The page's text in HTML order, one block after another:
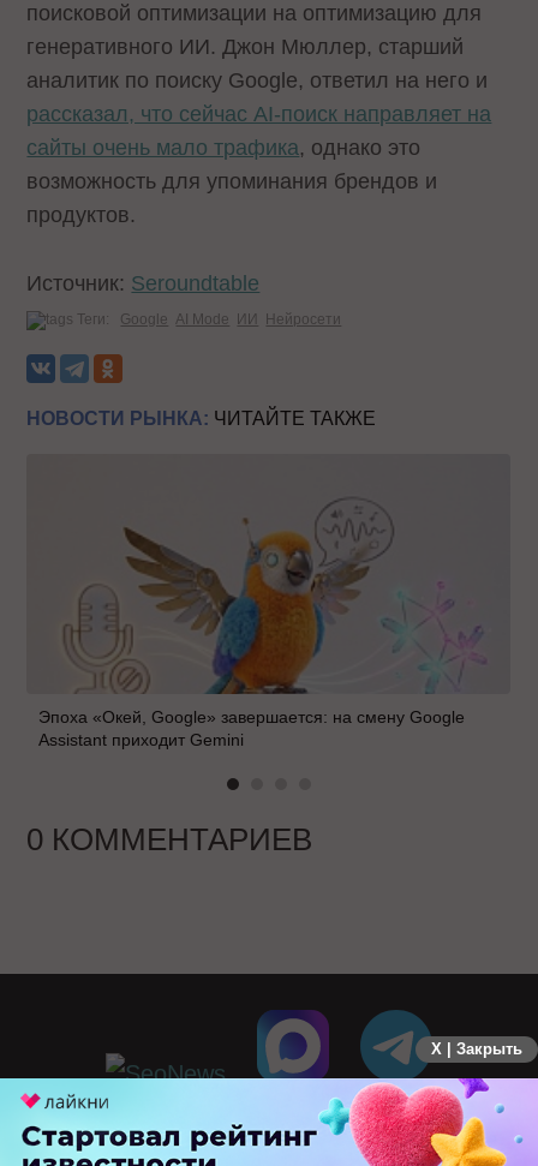
поисковой оптимизации на оптимизацию для
генеративного ИИ. Джон Мюллер, старший
аналитик по поиску Google, ответил на него и
рассказал, что сейчас AI-поиск направляет на
сайты очень мало трафика, однако это
возможность для упоминания брендов и
продуктов.
Источник: Seroundtable
Теги: Google AI Mode ИИ Нейросети
НОВОСТИ РЫНКА: ЧИТАЙТЕ ТАКЖЕ
Эпоха «Окей, Google» завершается: на смену Google
Assistant приходит Gemini
0 КОММЕНТАРИЕВ
X | Закрыть
ПЕРЕЙТИ НА ПОЛНУЮ ВЕРСИЮ
© SEOnews.ru Все права защищены. 2026